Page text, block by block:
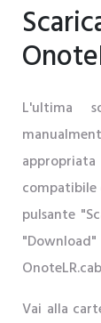
L'ultima
pulsante
Vai alla